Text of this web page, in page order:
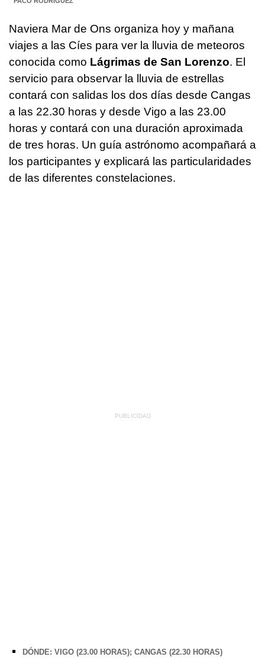
Naviera Mar de Ons organiza hoy y mañana
viajes a las Cíes para ver la lluvia de meteoros
conocida como Lágrimas de San Lorenzo. El
servicio para observar la lluvia de estrellas
contará con salidas los dos días desde Cangas
a las 22.30 horas y desde Vigo a las 23.00
horas y contará con una duración aproximada
de tres horas. Un guía astrónomo acompañará a
los participantes y explicará las particularidades
de las diferentes constelaciones.
DÓNDE: VIGO (23.00 HORAS); CANGAS (22.30 HORAS)